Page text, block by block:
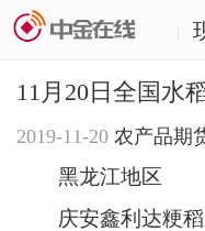
11月20日全国水
2019-11-20 农产品期
黑龙江地区
庆安鑫利达粳稻